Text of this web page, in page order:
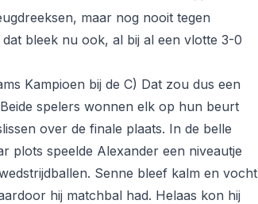
maar nog nooit tegen
bleek nu ook, al bij al een vlotte 3-0
Kampioen bij de C) Dat zou dus een
spelers wonnen elk op hun beurt
over de finale plaats. In de belle
plots speelde Alexander een niveautje
Senne bleef kalm en vocht
hij matchbal had. Helaas kon hij